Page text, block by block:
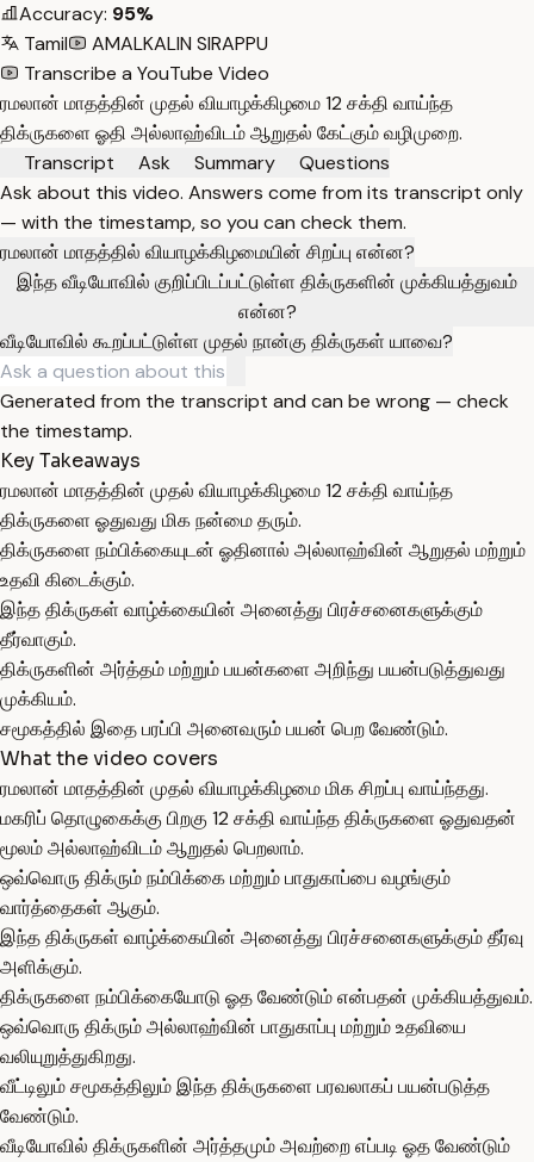
Accuracy: 95%
Tamil
AMALKALIN SIRAPPU
Transcribe a YouTube Video
ரமலான் மாதத்தின் முதல் வியாழக்கிழமை 12 சக்தி வாய்ந்த
திக்ருகளை ஓதி அல்லாஹ்விடம் ஆறுதல் கேட்கும் வழிமுறை.
Transcript
Ask Summary
Questions
Ask about this video. Answers come from its transcript only
— with the timestamp, so you can check them.
ரமலான் மாதத்தில் வியாழக்கிழமையின் சிறப்பு என்ன?
இந்த வீடியோவில் குறிப்பிடப்பட்டுள்ள திக்ருகளின் முக்கியத்துவம்
என்ன?
வீடியோவில் கூறப்பட்டுள்ள முதல் நான்கு திக்ருகள் யாவை?
Generated from the transcript and can be wrong — check
the timestamp.
Key Takeaways
ரமலான் மாதத்தின் முதல் வியாழக்கிழமை 12 சக்தி வாய்ந்த
திக்ருகளை ஓதுவது மிக நன்மை தரும்.
திக்ருகளை நம்பிக்கையுடன் ஓதினால் அல்லாஹ்வின் ஆறுதல் மற்றும்
உதவி கிடைக்கும்.
இந்த திக்ருகள் வாழ்க்கையின் அனைத்து பிரச்சனைகளுக்கும்
தீர்வாகும்.
திக்ருகளின் அர்த்தம் மற்றும் பயன்களை அறிந்து பயன்படுத்துவது
முக்கியம்.
சமூகத்தில் இதை பரப்பி அனைவரும் பயன் பெற வேண்டும்.
What the video covers
ரமலான் மாதத்தின் முதல் வியாழக்கிழமை மிக சிறப்பு வாய்ந்தது.
மகரிப் தொழுகைக்கு பிறகு 12 சக்தி வாய்ந்த திக்ருகளை ஓதுவதன்
மூலம் அல்லாஹ்விடம் ஆறுதல் பெறலாம்.
ஒவ்வொரு திக்ரும் நம்பிக்கை மற்றும் பாதுகாப்பை வழங்கும்
வார்த்தைகள் ஆகும்.
இந்த திக்ருகள் வாழ்க்கையின் அனைத்து பிரச்சனைகளுக்கும் தீர்வு
அளிக்கும்.
திக்ருகளை நம்பிக்கையோடு ஓத வேண்டும் என்பதன் முக்கியத்துவம்.
ஒவ்வொரு திக்ரும் அல்லாஹ்வின் பாதுகாப்பு மற்றும் உதவியை
வலியுறுத்துகிறது.
வீட்டிலும் சமூகத்திலும் இந்த திக்ருகளை பரவலாகப் பயன்படுத்த
வேண்டும்.
வீடியோவில் திக்ருகளின் அர்த்தமும் அவற்றை எப்படி ஓத வேண்டும்